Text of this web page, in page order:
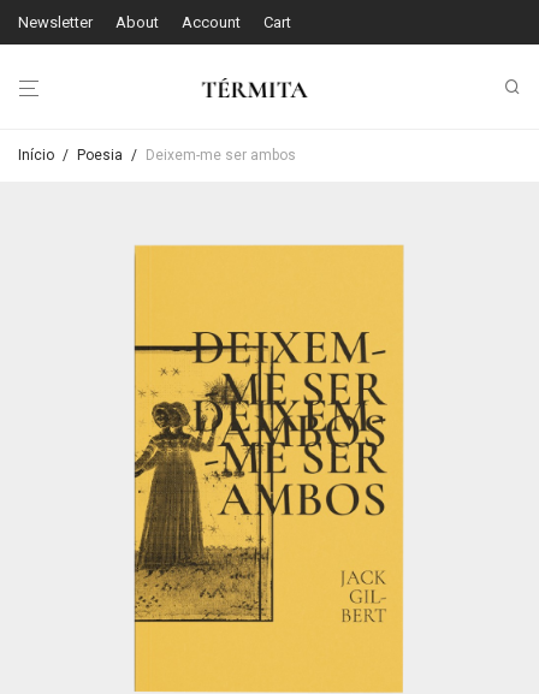
Newsletter About Account Cart
Início / Poesia / Deixem-me ser ambos